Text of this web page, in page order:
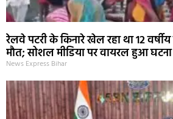
रेलवे पटरी के किनारे खेल रहा था 12
मौत; सोशल मीडिया पर वायरल हुआ घटना
News Express Bihar